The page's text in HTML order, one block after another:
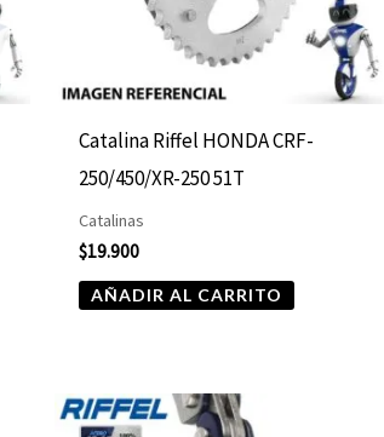
Catalina Riffel HONDA CRF-
250/450/XR-250 51T
Catalinas
$19.900
AÑADIR AL CARRITO